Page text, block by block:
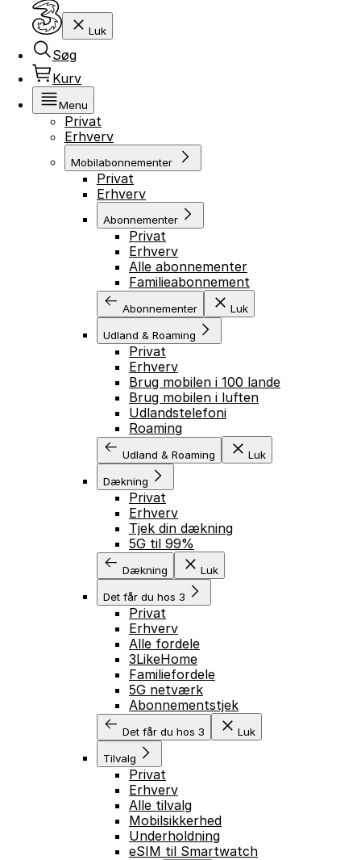
Luk
Søg
Kurv
Menu
Privat
Erhverv
Mobilabonnementer
Privat
Erhverv
Abonnementer
Privat
Erhverv
Alle abonnementer
Familieabonnement
Abonnementer Luk
Udland & Roaming
Privat
Erhverv
Brug mobilen i 100 lande
Brug mobilen i luften
Udlandstelefoni
Roaming
Udland & Roaming Luk
Dækning
Privat
Erhverv
Tjek din dækning
5G til 99%
Dækning Luk
Det får du hos 3
Privat
Erhverv
Alle fordele
3LikeHome
Familiefordele
5G netværk
Abonnementstjek
Det får du hos 3 Luk
Tilvalg
Privat
Erhverv
Alle tilvalg
Mobilsikkerhed
Underholdning
eSIM til Smartwatch